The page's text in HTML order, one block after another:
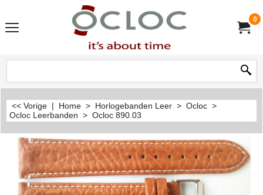
0
<< Vorige | Home > Horlogebanden Leer > Ocloc >
Ocloc Leerbanden > Ocloc 890.03